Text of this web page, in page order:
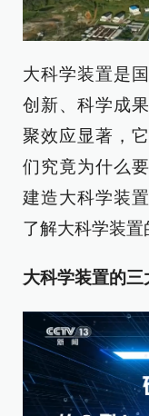
大科学装置是
创新、科学成
聚效应显著，
们究竟为什么
建造大科学装
了解大科学装置
大科学装置的三